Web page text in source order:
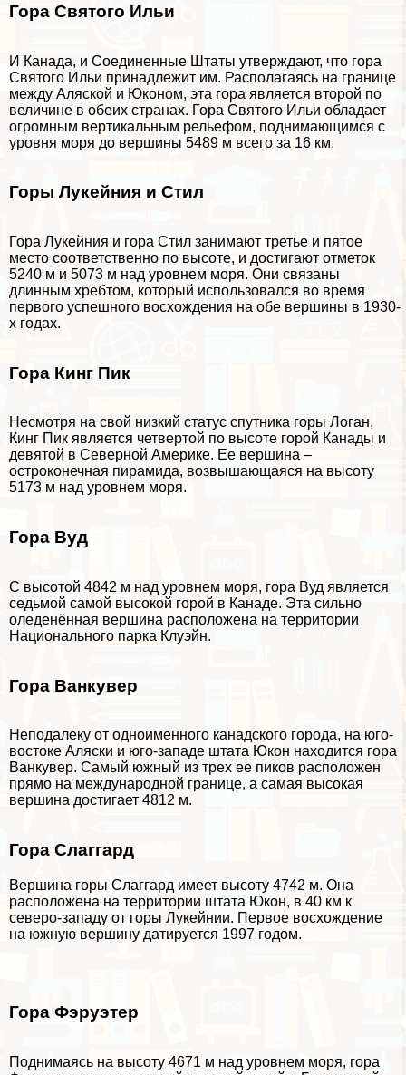
Гора Святого Ильи
И Канада, и Соединенные Штаты утверждают, что гора
Святого Ильи принадлежит им. Располагаясь на границе
между Аляской и Юконом, эта гора является второй по
величине в обеих странах. Гора Святого Ильи обладает
огромным вертикальным рельефом, поднимающимся с
уровня моря до вершины 5489 м всего за 16 км.
Горы Лукейния и Стил
Гора Лукейния и гора Стил занимают третье и пятое
место соответственно по высоте, и достигают отметок
5240 м и 5073 м над уровнем моря. Они связаны
длинным хребтом, который использовался во время
первого успешного восхождения на обе вершины в 1930-
х годах.
Гора Кинг Пик
Несмотря на свой низкий статус спутника горы Логан,
Кинг Пик является четвертой по высоте горой Канады и
девятой в Северной Америке. Ее вершина –
остроконечная пирамида, возвышающаяся на высоту
5173 м над уровнем моря.
Гора Вуд
С высотой 4842 м над уровнем моря, гора Вуд является
седьмой самой высокой горой в Канаде. Эта сильно
оледенённая вершина расположена на территории
Национального парка Клуэйн.
Гора Ванкувер
Неподалеку от одноименного канадского города, на юго-
востоке Аляски и юго-западе штата Юкон находится гора
Ванкувер. Самый южный из трех ее пиков расположен
прямо на международной границе, а самая высокая
вершина достигает 4812 м.
Гора Слаггард
Вершина горы Слаггард имеет высоту 4742 м. Она
расположена на территории штата Юкон, в 40 км к
северо-западу от горы Лукейнии. Первое восхождение
на южную вершину датируется 1997 годом.
Гора Фэруэтер
Поднимаясь на высоту 4671 м над уровнем моря, гора